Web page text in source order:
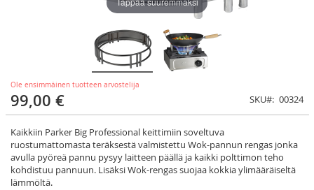
Ole ensimmäinen tuotteen arvostelija
99,00 € SKU 00324
Kaikkiin Parker Big Professional keittimiin soveltuva
ruostumattomasta teräksestä valmistettu Wok-pannun rengas jonka
avulla pyöreä pannu pysyy laitteen päällä ja kaikki polttimon teho
kohdistuu pannuun. Lisäksi Wok-rengas suojaa kokkia ylimääräiseltä
lämmöltä.